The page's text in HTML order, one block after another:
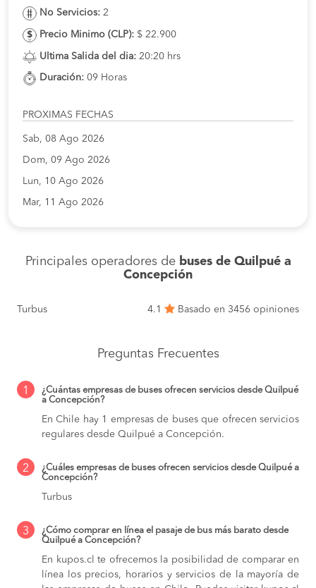
No Servicios: 2
Precio Minimo (CLP): $ 22.900
Ultima Salida del dia: 20:20 hrs
Duración: 09 Horas
PROXIMAS FECHAS
Sab, 08 Ago 2026
Dom, 09 Ago 2026
Lun, 10 Ago 2026
Mar, 11 Ago 2026
Principales operadores de buses de Quilpué a
Concepción
Turbus 4.1 Basado en 3456 opiniones
Preguntas Frecuentes
1
¿Cuántas empresas de buses ofrecen servicios desde Quilpué
a Concepción?
En Chile hay 1 empresas de buses que ofrecen servicios
regulares desde Quilpué a Concepción.
2
¿Cuáles empresas de buses ofrecen servicios desde Quilpué a
Concepción?
Turbus
3
¿Cómo comprar en línea el pasaje de bus más barato desde
Quilpué a Concepción?
En kupos.cl te ofrecemos la posibilidad de comparar en
línea los precios, horarios y servicios de la mayoría de